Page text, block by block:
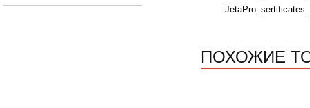
ПОХОЖИЕ